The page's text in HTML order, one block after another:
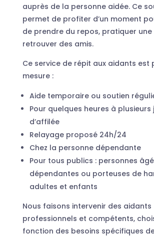
auprès de la personne aidée. Ce
permet de profiter d’un moment
de prendre du repos, pratiquer
retrouver des amis.
Ce service de répit aux aidants est
mesure :
Aide temporaire ou soutien
Pour quelques heures à plusieurs
d’affilée
Relayage proposé 24h/24
Chez la personne dépendante
Pour tous publics : personnes
dépendantes ou porteuses de
adultes et enfants
Nous faisons intervenir des aidants
professionnels et compétents,
fonction des besoins spécifiques